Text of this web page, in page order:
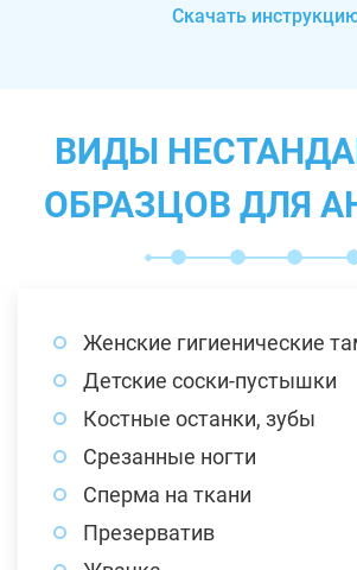
Скачать
ВИДЫ
ОБРАЗЦОВ ДЛЯ
Женские гигиенические
Детские соски-пустышки
Костные останки, зубы
Срезанные ногти
Сперма на ткани
Презерватив